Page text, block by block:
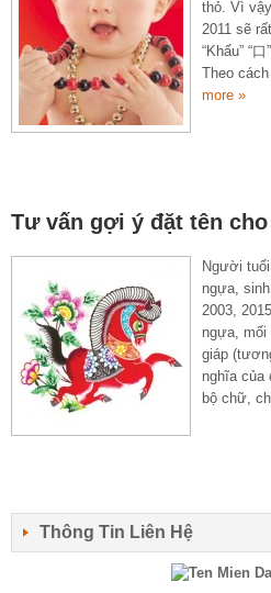
thỏ. Vì
2011 sẽ
“Khẩu” “
Theo
more »
Tư vấn gợi ý đặt tên
Người
ngựa,
2003,
ngựa, mối
giáp
nghĩa của
bộ chữ,
Thông Tin Liên Hệ